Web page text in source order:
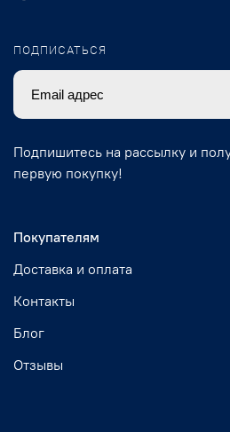
Покупателям
Доставка и оплата
Контакты
Блог
Отзывы
ПОДПИСАТЬСЯ
Подпишитесь на рассылку и
первую покупку!